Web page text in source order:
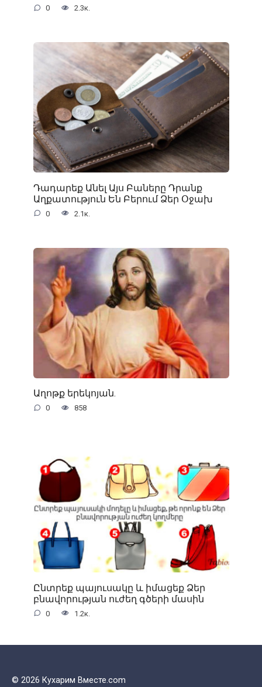
0 2.3к.
Դադարեք Անել Այս Բաները Դրանք
Աղքատություն Են Բերում Ձեր Օջախ
0 2.1к.
Աղոթք երեկոյան.
0 858
Ընտրեք պայուսակը և իմացեք Ձեր
բնավորության ուժեղ գծերի մասին
0 1.2к.
© 2026 Кухарим Вместе.com